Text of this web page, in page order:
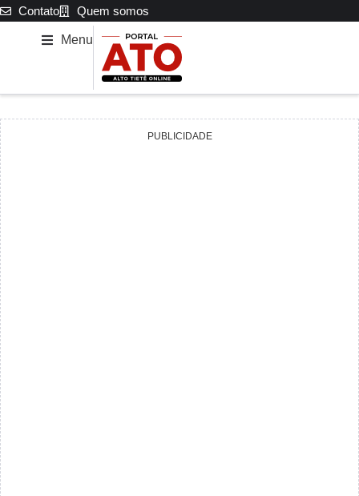
Contato Quem somos
Menu
PUBLICIDADE